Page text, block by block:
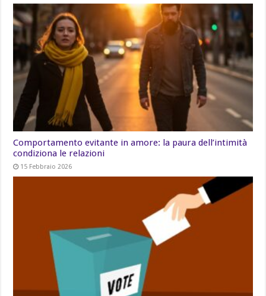
Comportamento evitante in amore: la paura dell’intimità
condiziona le relazioni
15 Febbraio 2026